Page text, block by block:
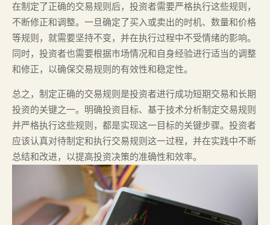
在制定了正确的交易规则后，投资者需要严格执行这些规则，
不断修正和调整。一旦确定了买入或卖出的时机、数量和价格
等规则，就需要坚持不变，并在执行过程中不受情绪的影响。
同时，投资者也需要根据市场情况和自身经验进行适当的调整
和修正，以确保交易规则的有效性和稳定性。
总之，制定正确的交易规则是投资者进行成功短期交易和长期
投资的关键之一。明确投资目标、基于技术分析制定交易规则
并严格执行这些规则，都是实现这一目标的关键步骤。投资者
应该认真对待制定和执行交易规则这一过程，并在实践中不断
总结和改进，以提高投资决策的准确性和效率。